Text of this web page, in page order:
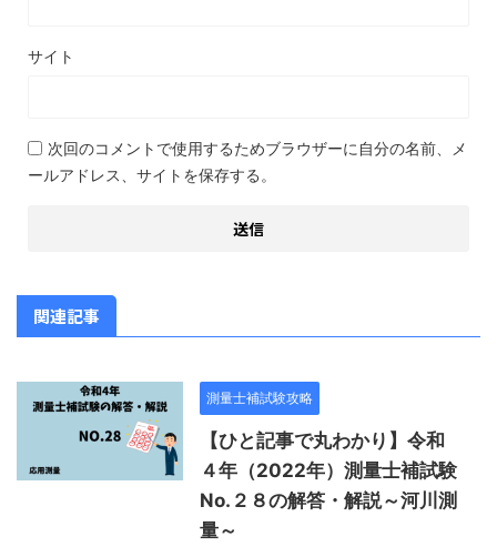
サイト
次回のコメントで使用するためブラウザーに自分の名前、メ
ールアドレス、サイトを保存する。
関連記事
測量士補試験攻略
【ひと記事で丸わかり】令和
４年（2022年）測量士補試験
No.２８の解答・解説～河川測
量～